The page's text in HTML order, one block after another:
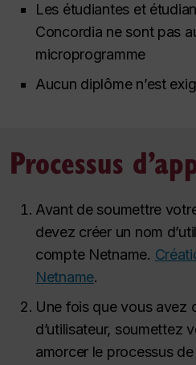
Les étudiantes et
Concordia ne sont pas
microprogramme
Aucun diplôme n’est
Processus
Avant de soumettre
devez créer un nom
compte Netname.
Netname.
Une fois que vous avez
d’utilisateur, soumettez
amorcer le processus